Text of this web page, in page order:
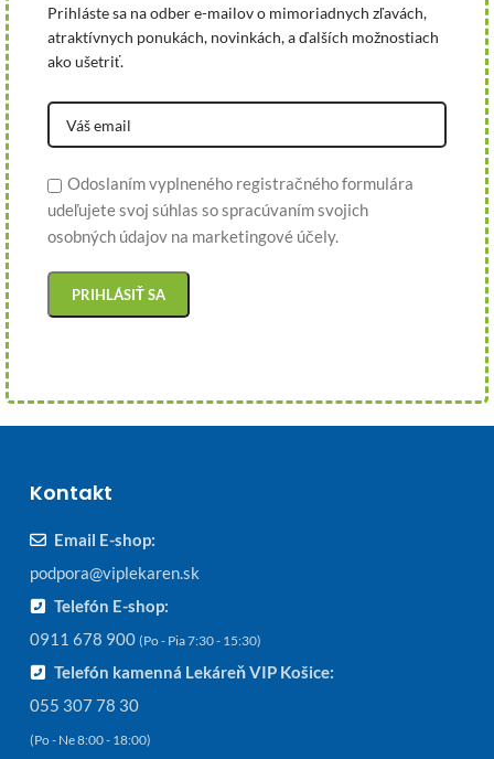
Prihláste sa na odber e-mailov o mimoriadnych zľavách,
atraktívnych ponukách, novinkách, a ďalších možnostiach
ako ušetriť.
Odoslaním vyplneného registračného formulára
udeľujete svoj súhlas so spracúvaním svojich
osobných údajov na marketingové účely.
Kontakt
Email E-shop:
podpora@viplekaren.sk
Telefón E-shop:
0911 678 900 (Po - Pia 7:30 - 15:30)
Telefón kamenná Lekáreň VIP Košice:
055 307 78 30
(Po - Ne 8:00 - 18:00)